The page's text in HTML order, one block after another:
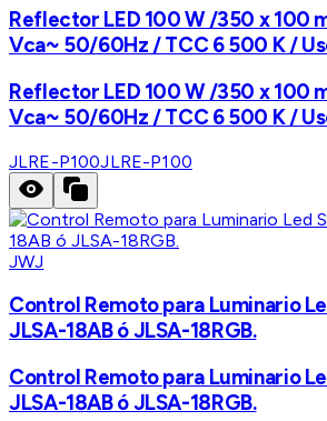
Reflector LED 100 W /350 x 100
Vca~ 50/60Hz / TCC 6 500 K /
Reflector LED 100 W /350 x 100
Vca~ 50/60Hz / TCC 6 500 K /
JLRE-P100JLRE-P100
JWJ
Control Remoto para Luminario
JLSA-18AB ó JLSA-18RGB.
Control Remoto para Luminario
JLSA-18AB ó JLSA-18RGB.